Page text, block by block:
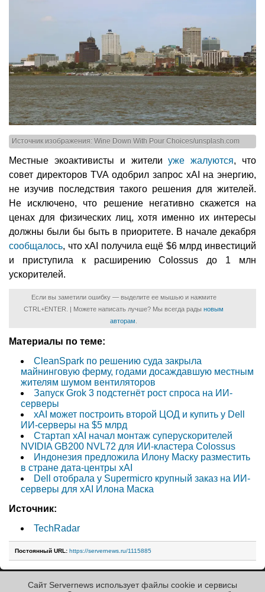
Источник изображения: Wine Down With Pour Choices/unsplash.com
Местные экоактивисты и жителиуже жалуются, что
совет директоров TVA одобрил запрос xAI на энергию,
не изучив последствия такого решения для жителей.
Не исключено, что решение негативно скажется на
ценах для физических лиц, хотя именно их интересы
должны были бы быть в приоритете. В начале декабря
сообщалось, что xAI получила ещё $6 млрд инвестиций
и приступила к расширению Colossus до 1 млн
ускорителей.
Если вы заметили ошибку — выделите ее мышью и нажмите
CTRL+ENTER. | Можете написать лучше? Мы всегда рады новым
авторам
Материалы по теме:
CleanSpark по решению суда закрыла
майнинговую ферму, годами досаждавшую местным
жителям шумом вентиляторов
Запуск Grok 3 подстегнёт рост спроса на ИИ-
серверы
xAI может построить второй ЦОД и купить у Dell
ИИ-серверы на $5 млрд
Стартап xAI начал монтаж суперускорителей
NVIDIA GB200 NVL72 для ИИ-кластера Colossus
Индонезия предложила Илону Маску разместить
в стране дата-центры xAI
Dell отобрала у Supermicro крупный заказ на ИИ-
серверы для xAI Илона Маска
Источник:
TechRadar
Постоянный URL: https://servernews.ru/1115885
Сайт Servernews использует файлы cookie и сервисы